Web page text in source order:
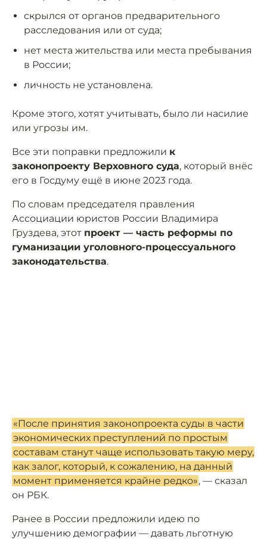
скрылся от органов предварительного
расследования или от суда;
нет места жительства или места пребывания
в России;
личность не установлена.
Кроме этого, хотят учитывать, было ли насилие
или угрозы им.
Все эти поправки предложили к
законопроекту Верховного суда, который внёс
его в Госдуму ещё в июне 2023 года.
По словам председателя правления
Ассоциации юристов России Владимира
Груздева, этот проект — часть реформы по
гуманизации уголовного-процессуального
законодательства.
«После принятия законопроекта суды в части
экономических преступлений по простым
составам станут чаще использовать такую меру,
как залог, который, к сожалению, на данный
момент применяется крайне редко», — сказал
он РБК.
Ранее в России предложили идею по
улучшению демографии — давать льготную